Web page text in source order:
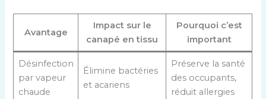
Avantage
Impact sur le
canapé en tissu
Pourquoi c’est
important
Désinfection
par vapeur
chaude
Élimine bactéries
et acariens
Préserve la santé
des occupants,
réduit allergies